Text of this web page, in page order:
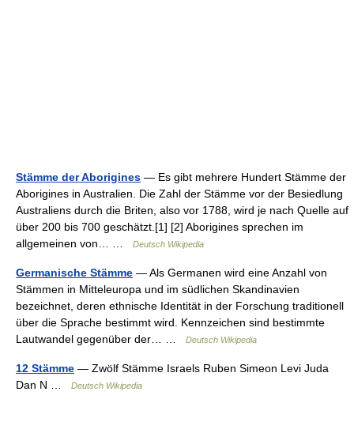
Stämme der Aborigines — Es gibt mehrere Hundert Stämme der
Aborigines in Australien. Die Zahl der Stämme vor der Besiedlung
Australiens durch die Briten, also vor 1788, wird je nach Quelle auf
über 200 bis 700 geschätzt.[1] [2] Aborigines sprechen im
allgemeinen von… …
Deutsch Wikipedia
Germanische Stämme — Als Germanen wird eine Anzahl von
Stämmen in Mitteleuropa und im südlichen Skandinavien
bezeichnet, deren ethnische Identität in der Forschung traditionell
über die Sprache bestimmt wird. Kennzeichen sind bestimmte
Lautwandel gegenüber der… …
Deutsch Wikipedia
12 Stämme — Zwölf Stämme Israels Ruben Simeon Levi Juda
Dan N …
Deutsch Wikipedia